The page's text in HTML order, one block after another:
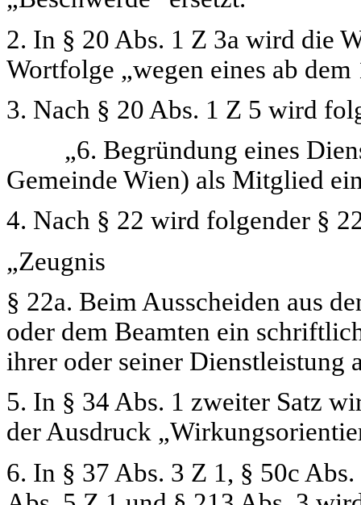
2. In § 20 Abs. 1 Z 3a wird die
Wortfolge „wegen eines ab
3. Nach § 20 Abs. 1 Z 5 wird
„6. Begründung eines
Gemeinde Wien) als Mitglied
4. Nach § 22 wird folgender §
„Zeugnis
§ 22a. Beim Ausscheiden aus
oder dem Beamten ein
ihrer oder seiner Dienstleistung
5. In § 34 Abs. 1 zweiter Satz
der Ausdruck
6. In § 37 Abs. 3 Z 1, § 50c